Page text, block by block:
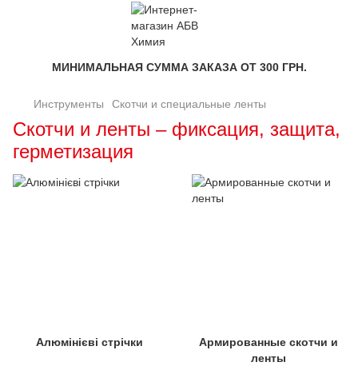
МИНИМАЛЬНАЯ СУММА ЗАКАЗА ОТ 300 ГРН.
Инструменты Скотчи и специальные ленты
Скотчи и ленты – фиксация, защита,
герметизация
Алюмінієві стрічки
Армированные скотчи и
ленты